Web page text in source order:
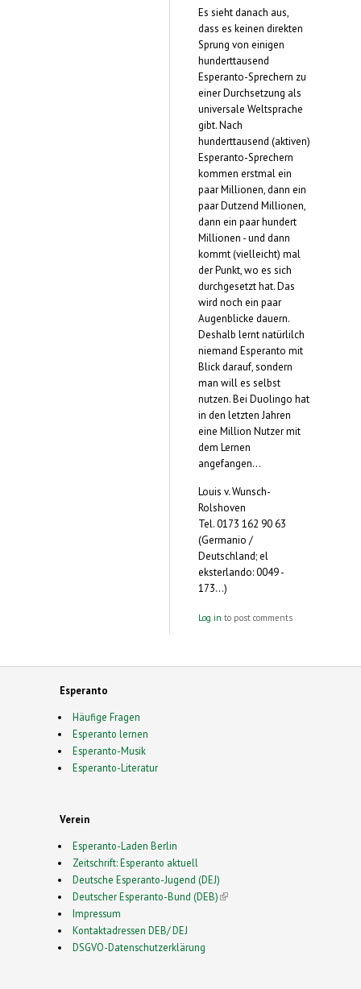
Es sieht danach aus,
dass es keinen direkten
Sprung von einigen
hunderttausend
Esperanto-Sprechern zu
einer Durchsetzung als
universale Weltsprache
gibt. Nach
hunderttausend (aktiven)
Esperanto-Sprechern
kommen erstmal ein
paar Millionen, dann ein
paar Dutzend Millionen,
dann ein paar hundert
Millionen - und dann
kommt (vielleicht) mal
der Punkt, wo es sich
durchgesetzt hat. Das
wird noch ein paar
Augenblicke dauern.
Deshalb lernt natürlilch
niemand Esperanto mit
Blick darauf, sondern
man will es selbst
nutzen. Bei Duolingo hat
in den letzten Jahren
eine Million Nutzer mit
dem Lernen
angefangen...
Louis v. Wunsch-
Rolshoven
Tel. 0173 162 90 63
(Germanio /
Deutschland; el
eksterlando: 0049 -
173...)
Log in to post comments
Esperanto
Häufige Fragen
Esperanto lernen
Esperanto-Musik
Esperanto-Literatur
Verein
Esperanto-Laden Berlin
Zeitschrift: Esperanto aktuell
Deutsche Esperanto-Jugend (DEJ)
Deutscher Esperanto-Bund (DEB)(link is external)
Impressum
Kontaktadressen DEB/ DEJ
DSGVO-Datenschutzerklärung